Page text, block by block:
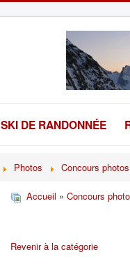
SKI DE RANDONNÉE
Photos Concours
Accueil » Concours
Revenir à la catégorie